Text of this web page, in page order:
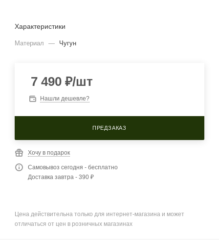
Характеристики
Материал — Чугун
7 490 ₽/шт
Нашли дешевле?
ПРЕДЗАКАЗ
Хочу в подарок
Самовывоз сегодня - бесплатно
Доставка завтра - 390 ₽
Цена действительна только для интернет-магазина и может
отличаться от цен в розничных магазинах